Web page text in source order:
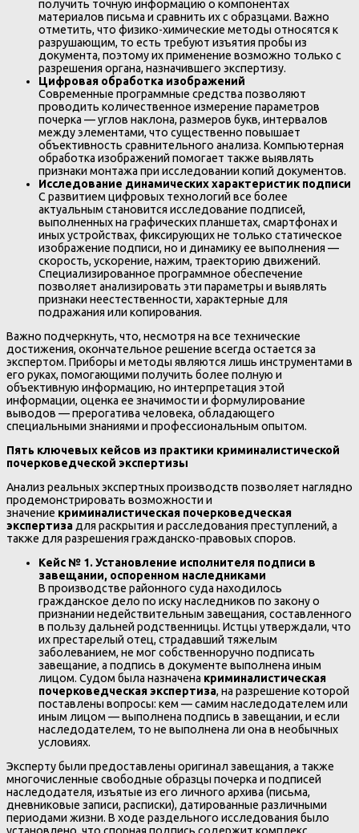
получить точную информацию о компонентах
материалов письма и сравнить их с образцами. Важно
отметить, что физико-химические методы относятся к
разрушающим, то есть требуют изъятия пробы из
документа, поэтому их применение возможно только с
разрешения органа, назначившего экспертизу.
Цифровая обработка изображений
Современные программные средства позволяют
проводить количественное измерение параметров
почерка — углов наклона, размеров букв, интервалов
между элементами, что существенно повышает
объективность сравнительного анализа. Компьютерная
обработка изображений помогает также выявлять
признаки монтажа при исследовании копий документов.
Исследование динамических характеристик подписи
С развитием цифровых технологий все более
актуальным становится исследование подписей,
выполненных на графических планшетах, смартфонах и
иных устройствах, фиксирующих не только статическое
изображение подписи, но и динамику ее выполнения —
скорость, ускорение, нажим, траекторию движений.
Специализированное программное обеспечение
позволяет анализировать эти параметры и выявлять
признаки неестественности, характерные для
подражания или копирования.
Важно подчеркнуть, что, несмотря на все технические
достижения, окончательное решение всегда остается за
экспертом. Приборы и методы являются лишь инструментами в
его руках, помогающими получить более полную и
объективную информацию, но интерпретация этой
информации, оценка ее значимости и формулирование
выводов — прерогатива человека, обладающего
специальными знаниями и профессиональным опытом.
Пять ключевых кейсов из практики криминалистической
почерковедческой экспертизы
Анализ реальных экспертных производств позволяет наглядно
продемонстрировать возможности и
значение криминалистическая почерковедческая
экспертиза для раскрытия и расследования преступлений, а
также для разрешения гражданско-правовых споров.
Кейс № 1. Установление исполнителя подписи в
завещании, оспоренном наследниками
В производстве районного суда находилось
гражданское дело по иску наследников по закону о
признании недействительным завещания, составленного
в пользу дальней родственницы. Истцы утверждали, что
их престарелый отец, страдавший тяжелым
заболеванием, не мог собственноручно подписать
завещание, а подпись в документе выполнена иным
лицом. Судом была назначена криминалистическая
почерковедческая экспертиза, на разрешение которой
поставлены вопросы: кем — самим наследодателем или
иным лицом — выполнена подпись в завещании, и если
наследодателем, то не выполнена ли она в необычных
условиях.
Эксперту были предоставлены оригинал завещания, а также
многочисленные свободные образцы почерка и подписей
наследодателя, изъятые из его личного архива (письма,
дневниковые записи, расписки), датированные различными
периодами жизни. В ходе раздельного исследования было